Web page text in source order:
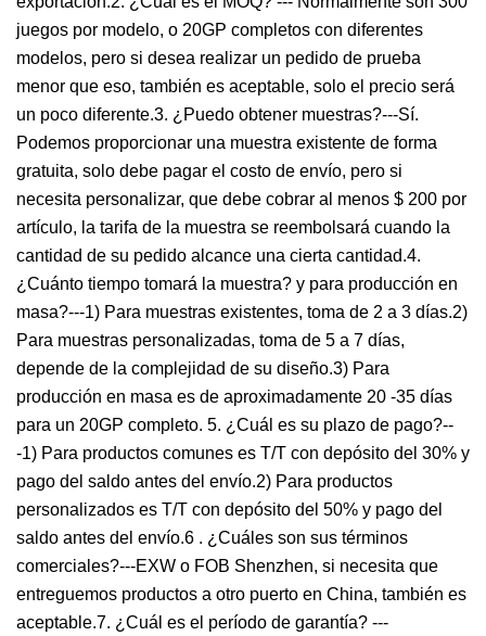
juegos por modelo, o 20GP completos con diferentes
modelos, pero si desea realizar un pedido de prueba
menor que eso, también es aceptable, solo el precio será
un poco diferente.3. ¿Puedo obtener muestras?---Sí.
Podemos proporcionar una muestra existente de forma
gratuita, solo debe pagar el costo de envío, pero si
necesita personalizar, que debe cobrar al menos $ 200 por
artículo, la tarifa de la muestra se reembolsará cuando la
cantidad de su pedido alcance una cierta cantidad.4.
¿Cuánto tiempo tomará la muestra? y para producción en
masa?---1) Para muestras existentes, toma de 2 a 3 días.2)
Para muestras personalizadas, toma de 5 a 7 días,
depende de la complejidad de su diseño.3) Para
producción en masa es de aproximadamente 20 -35 días
para un 20GP completo. 5. ¿Cuál es su plazo de pago?--
-1) Para productos comunes es T/T con depósito del 30% y
pago del saldo antes del envío.2) Para productos
personalizados es T/T con depósito del 50% y pago del
saldo antes del envío.6 . ¿Cuáles son sus términos
comerciales?---EXW o FOB Shenzhen, si necesita que
entreguemos productos a otro puerto en China, también es
aceptable.7. ¿Cuál es el período de garantía? ---